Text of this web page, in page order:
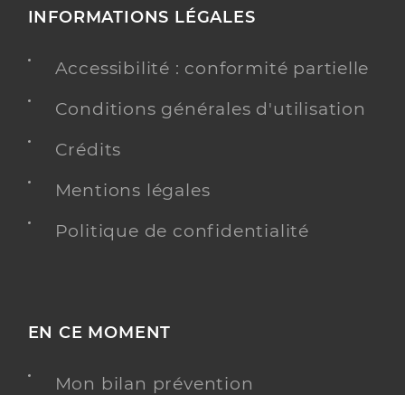
Ophtalmologue
Professionel de santé
Ophtalmologie
Adresse
214 Route de Parves, 01300 Belley
Conventionné secteur 2
INFORMATIONS LÉGALES
Accessibilité : conformité partielle
Conditions générales d'utilisation
Crédits
Mentions légales
Politique de confidentialité
EN CE MOMENT
Mon bilan prévention